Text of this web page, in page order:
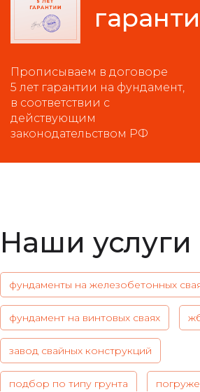
Прописываем в договоре
5 лет гарантии на фундамент,
в соответствии с
действующим
законодательством РФ
Наши услуги
фундаменты на железобетонных
фундамент на винтовых сваях
завод свайных конструкций
подбор по типу грунта